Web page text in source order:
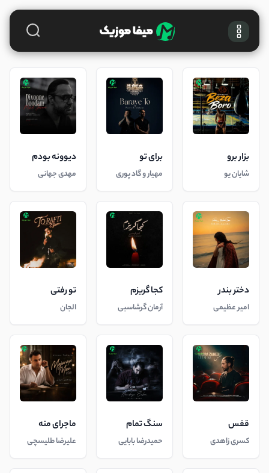
بزار برو
شایان یو
برای تو
مهیار و گاد پوری
دیوونه بودم
مهدی جهانی
دختر بندر
امیر عظیمی
کجا گریزم
آرمان گرشاسبی
تو رفتی
الجان
قفس
کسری زاهدی
سنگ تمام
حمیدرضا بابایی
ماجرای منه
علیرضا طلیسچی